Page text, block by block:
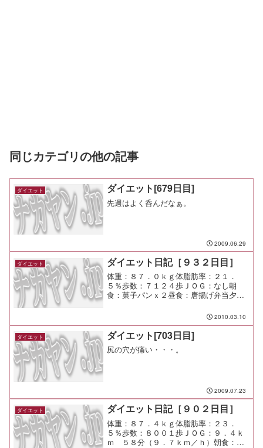
同じカテゴリの他の記事
ダイエット ダイエット[679日目]
先週はよく呑んだなぁ。
2009.06.29
ダイエット ダイエット日記［９３２日目］
体重：８７．０ｋｇ体脂肪率：２１．
５％歩数：７１２４歩ＪＯＧ：なし朝
食：菓子パンｘ２昼食：唐揚げ弁当夕
サラリーマンにとっては重要だもん
な。 よく頑張ったと思う。
2010.03.10
ダイエット ダイエット[703日目]
尻の穴が痛い・・・。
2009.07.23
ダイエット ダイエット日記［９０２日目］
体重：８７．４ｋｇ体脂肪率：２３．
５％歩数：８００１歩ＪＯＧ：９．４ｋ
ｍ ５８分（９．７ｋｍ／ｈ）朝食：焼